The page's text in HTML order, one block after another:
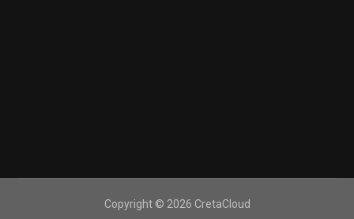
Copyright © 2026 CretaCloud